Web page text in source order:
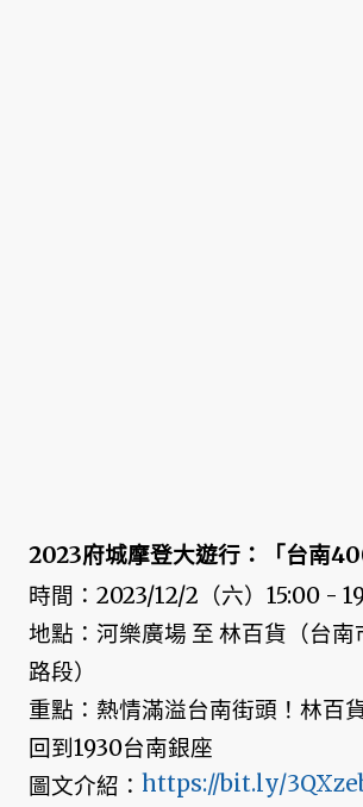
2023府城摩登大遊行：「台南
時間：2023/12/2（六）15:00 -
地點：河樂廣場 至 林百貨（台南
路段）
重點：熱情滿溢台南街頭！林百
回到1930台南銀座
圖文介紹： https://bit.ly/